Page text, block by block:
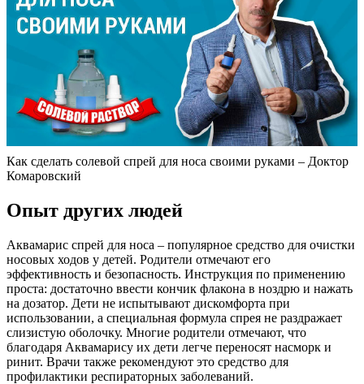
Как сделать солевой спрей для носа своими руками – Доктор
Комаровский
Опыт других людей
Аквамарис спрей для носа – популярное средство для очистки
носовых ходов у детей. Родители отмечают его
эффективность и безопасность. Инструкция по применению
проста: достаточно ввести кончик флакона в ноздрю и нажать
на дозатор. Дети не испытывают дискомфорта при
использовании, а специальная формула спрея не раздражает
слизистую оболочку. Многие родители отмечают, что
благодаря Аквамарису их дети легче переносят насморк и
ринит. Врачи также рекомендуют это средство для
профилактики респираторных заболеваний.